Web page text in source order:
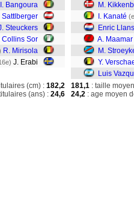
I. Bangoura
Sattlberger
Steuckers
Collins Sor
R. Mirisola
J. Erabi
M.
I. Kanaté
Enric
A. Maamar
M.
Y.
Luis
(cm) : 182,2
(ans) : 24,6
181,1 : taille
24,2 : age moyen